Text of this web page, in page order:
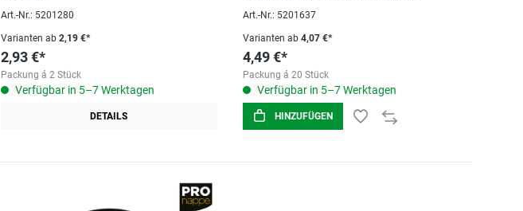
Art.-Nr.: 5201280
Varianten ab 2,19 €*
2,93 €*
Packung á 2 Stück
Verfügbar in 5–7 Werktagen
DETAILS
Art.-Nr.: 5201637
Varianten ab4,07 €*
4,49 €*
Packung á 20 Stück
Verfügbar in 5–7 Werktagen
HINZUFÜGEN